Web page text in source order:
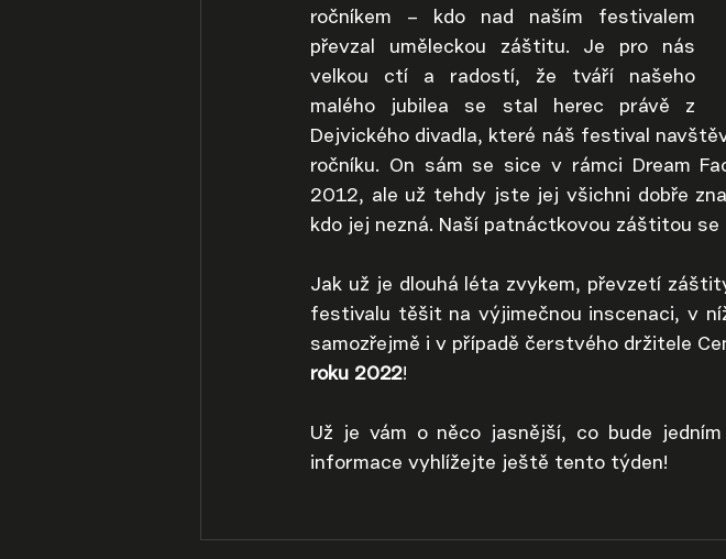
ročníkem – kdo nad naším festivalem
převzal uměleckou záštitu. Je pro nás
velkou ctí a radostí, že tváří našeho
malého jubilea se stal herec právě z
Dejvického divadla, které náš festival
ročníku. On sám se sice v rámci Dream
2012, ale už tehdy jste jej všichni dobře
kdo jej nezná. Naší patnáctkovou záštitou
Jak už je dlouhá léta zvykem, převzetí
festivalu těšit na výjimečnou inscenaci, v
samozřejmě i v případě čerstvého držitele
roku 2022!
Už je vám o něco jasnější, co bude
informace vyhlížejte ještě tento týden!